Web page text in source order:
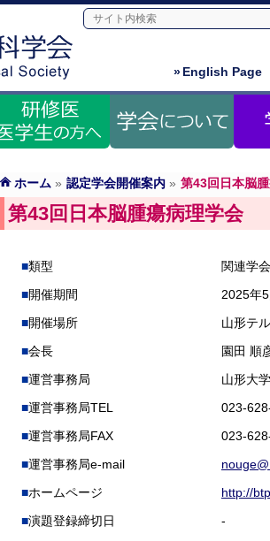
»English Page
ホーム » 認定学会開催案内 » 第43回日本脳
第43回日本脳腫瘍病理学会
類型
関連学会
開催期間
2025年
開催場所
山形テ
会長
園田 順
運営事務局
山形大
運営事務局TEL
023-
運営事務局FAX
023-
運営事務局e-mail
ホームページ
http://
演題登録締切日
-